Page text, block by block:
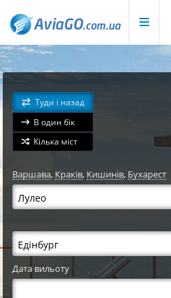
Туди і назад
В один бік
Кілька міст
Варшава,Краків, Кишинів, Бухарест
Дата вильоту